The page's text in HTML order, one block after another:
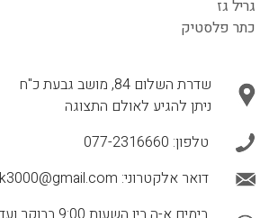
גריל גז
כתר פלסטיק
שדרת השלום 84, מושב גבעת כ"ח
ניתן להגיע לאולם התצוגה
טלפון: 077-2316660
דואר אלקטרוני: